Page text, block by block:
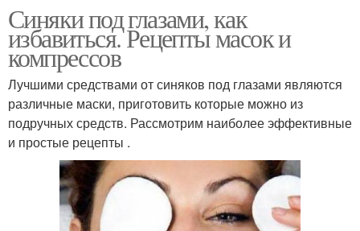
Синяки под глазами, как
избавиться. Рецепты масок и
компрессов
Лучшими средствами от синяков под глазами являются
различные маски, приготовить которые можно из
подручных средств. Рассмотрим наиболее эффективные
и простые рецепты .